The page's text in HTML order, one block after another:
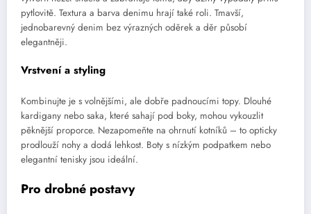
pytlovitě. Textura a barva denimu hrají také roli. Tmavší,
jednobarevný denim bez výrazných oděrek a děr působí
elegantněji.
Vrstvení a styling
Kombinujte je s volnějšími, ale dobře padnoucími topy. Dlouhé
kardigany nebo saka, které sahají pod boky, mohou vykouzlit
pěknější proporce. Nezapomeňte na ohrnutí kotníků – to opticky
prodlouží nohy a dodá lehkost. Boty s nízkým podpatkem nebo
elegantní tenisky jsou ideální.
Pro drobné postavy